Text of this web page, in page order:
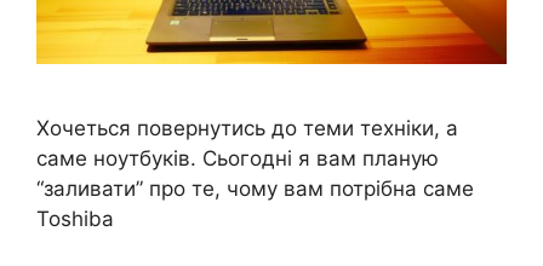
Хочеться повернутись до теми техніки, а
саме ноутбуків. Сьогодні я вам планую
“заливати” про те, чому вам потрібна саме
Toshiba